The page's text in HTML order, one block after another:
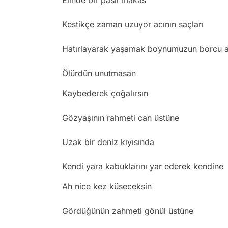
Kestikçe zaman uzuyor acının saçları
Hatırlayarak yaşamak boynumuzun borcu
Ölürdün unutmasan
Kaybederek çoğalırsın
Gözyaşının rahmeti can üstüne
Uzak bir deniz kıyısında
Kendi yara kabuklarını yar ederek kendine
Ah nice kez küseceksin
Gördüğünün zahmeti gönül üstüne